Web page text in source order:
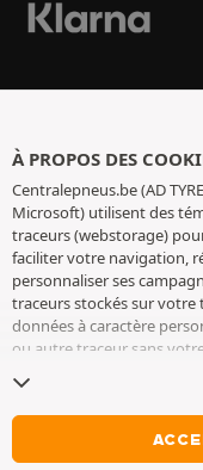
À PROPOS DES
Centralepneus.be (AD
Microsoft) utilisent des
traceurs (webstorage)
faciliter votre navigation,
personnaliser ses
traceurs stockés sur
données à caractère
ou autre traceur sans
conservons votre choix
consentement à tout
. Vous
accepter le dépôt de